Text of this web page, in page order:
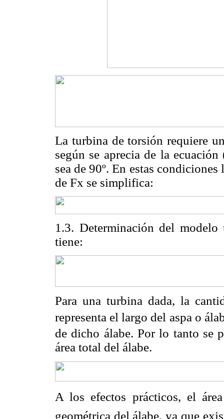
La turbina de torsión requiere
según se aprecia de la
sea de 90º. En estas
de Fx se simplifica:
1.3. Determinación del
tiene:
Para una turbina dada, la
representa el largo del aspa o
de dicho álabe. Por lo tanto se
área total del álabe.
A los efectos prácticos, el área
geométrica del álabe, ya que